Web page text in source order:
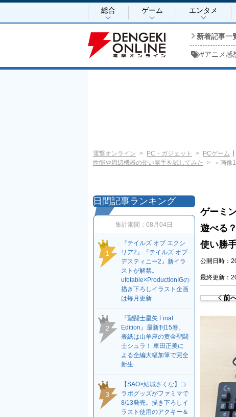
総合 ゲーム エンタメ
新着記事一
#アニメ感
電撃オンライン PC・ガジェット PCゲーム
性能や周辺機器の使い勝手を試してみた
＜画像
ゲーミ
遊べる
使い勝
公開日時：
最終更新：
前
日間記事ランキング
集計期間： 08月04日
1
『テイルズ オブ エクシ
リア2』『テイルズ オブ
デスティニー2』新イラ
ストが解禁。
ufotable×ProductionIGの
描き下ろしイラスト企画
は毎月更新
2
『聖闘士星矢 Final
Edition』最新刊15巻。
表紙は山羊座の黄金聖闘
士シュラ！ 車田正美に
よる全編大幅加筆で完全
新生
3
【SAO×結城さくな】コ
ラボグッズがファミマで
8/13発売。描き下ろしイ
ラスト使用のアクキー＆